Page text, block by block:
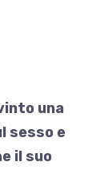
una
sesso e
il suo